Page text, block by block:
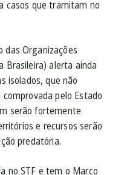
casos que tramitam no
das Organizações
Brasileira) alerta ainda
isolados, que não
pelo Estado
serão fortemente
e recursos serão
predatória.
no STF e tem o Marco